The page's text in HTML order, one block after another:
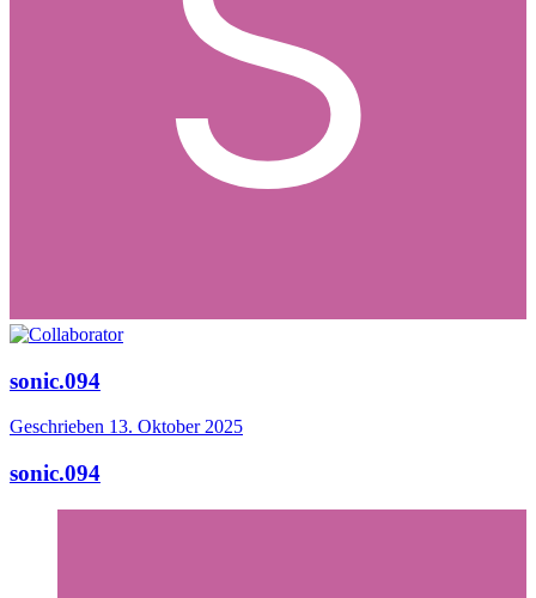
sonic.094
Geschrieben 13. Oktober 2025
sonic.094